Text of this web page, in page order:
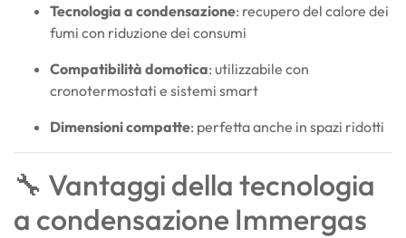
Tecnologia a condensazione: recupero del calore dei
fumi con riduzione dei consumi
Compatibilità domotica: utilizzabile con
cronotermostati e sistemi smart
Dimensioni compatte: perfetta anche in spazi ridotti
🔧 Vantaggi della tecnologia
a condensazione Immergas